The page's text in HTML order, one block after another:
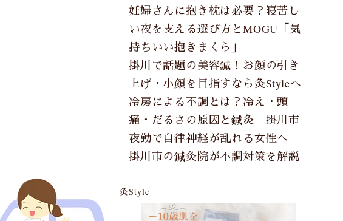
妊婦さんに抱き枕は必要？寝苦し
い夜を支える選び方とMOGU「気
持ちいい抱きまくら」
掛川で話題の美容鍼！お顔の引き
上げ・小顔を目指すなら灸Styleへ
冷房による不調とは？冷え・頭
痛・だるさの原因と鍼灸｜掛川市
夜勤で自律神経が乱れる女性へ｜
掛川市の鍼灸院が不調対策を解説
灸Style